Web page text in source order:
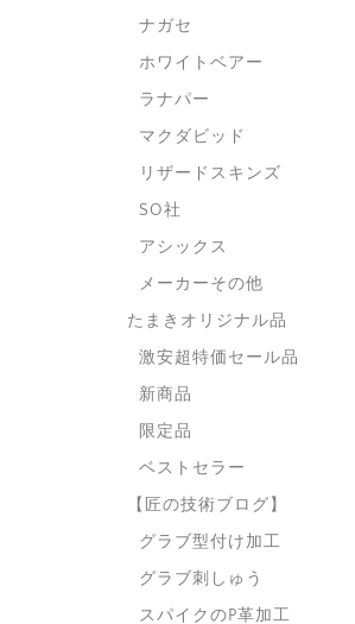
ナガセ
ホワイトベアー
ラナパー
マクダビッド
リザードスキンズ
SO社
アシックス
メーカーその他
たまきオリジナル品
激安超特価セール品
新商品
限定品
ベストセラー
【匠の技術ブログ】
グラブ型付け加工
グラブ刺しゅう
スパイクのP革加工